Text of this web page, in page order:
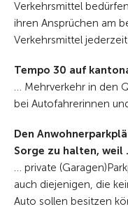
Verkehrsmittel
ihren Ansprüchen am
Verkehrsmittel
Tempo 30 auf
… Mehrverkehr in den
bei Autofahrerinnen
Den
Sorge zu halten, weil
… private
auch diejenigen, die
Auto sollen besitzen